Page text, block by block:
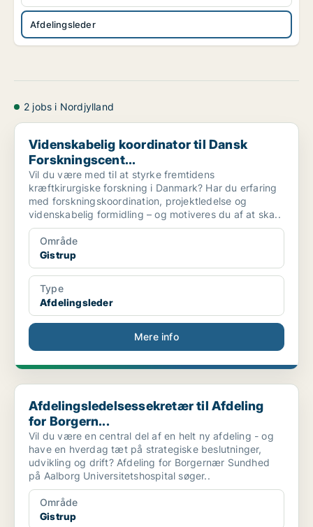
Afdelingsleder
2 jobs i Nordjylland
Videnskabelig koordinator til Dansk Forskningscent...
Videnskabelig koordinator til Dansk
Forskningscent...
Vil du være med til at styrke fremtidens
kræftkirurgiske forskning i Danmark? Har du erfaring
med forskningskoordination, projektledelse og
videnskabelig formidling – og motiveres du af at ska..
Område
Gistrup
Type
Afdelingsleder
Mere info
Afdelingsledelsessekretær til Afdeling for Borgern...
Afdelingsledelsessekretær til Afdeling
for Borgern...
Vil du være en central del af en helt ny afdeling - og
have en hverdag tæt på strategiske beslutninger,
udvikling og drift? Afdeling for Borgernær Sundhed
på Aalborg Universitetshospital søger..
Område
Gistrup